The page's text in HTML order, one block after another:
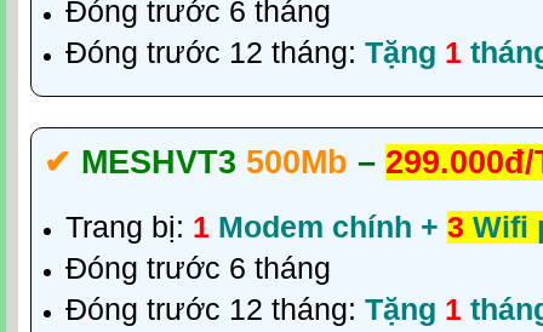
Đóng trước 6 tháng
Đóng trước 12 tháng: Tặng 1
✔‎ MESHVT3 500Mb –
Trang bị: 1 Modem chính + 3 Wifi
Đóng trước 6 tháng
Đóng trước 12 tháng: Tặng 1